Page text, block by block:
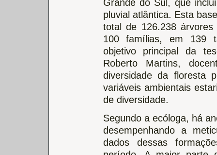
Grande do Sul, que
pluvial atlântica. Esta
total de 126.238
100 famílias, em 139
objetivo principal da
Roberto Martins,
diversidade da floresta
variáveis ambientais
de diversidade.
Segundo a ecóloga, há
desempenhando a
dados dessas